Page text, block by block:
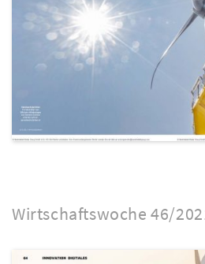
Wirtschaftswoche 46/